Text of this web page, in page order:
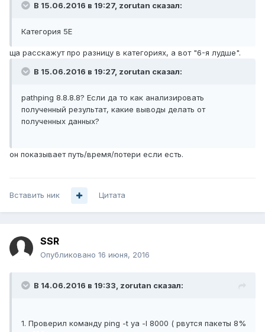
В 15.06.2016 в 19:27, zorutan сказал:
Категория 5E
ща расскажут про разницу в категориях, а вот "6-я лудше".
В 15.06.2016 в 19:27, zorutan сказал:
pathping 8.8.8.8? Если да то как анализировать
полученный результат, какие выводы делать от
полученных данных?
он показывает путь/время/потери если есть.
Вставить ник Цитата
SSR
Опубликовано 16 июня, 2016
В 14.06.2016 в 19:33, zorutan сказал:
1. Проверил команду ping -t ya -l 8000 ( рвутся пакеты 8%